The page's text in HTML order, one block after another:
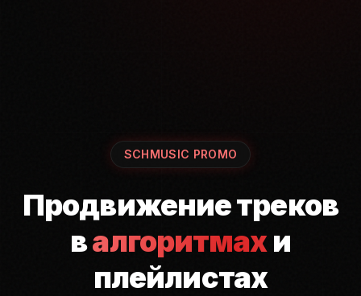
SCHMUSIC PROMO
Продвижение треков
валгоритмахи
плейлистах